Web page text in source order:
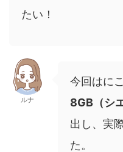
たい！
ルナ
今回はに
8GB（シ
出し、実
た。